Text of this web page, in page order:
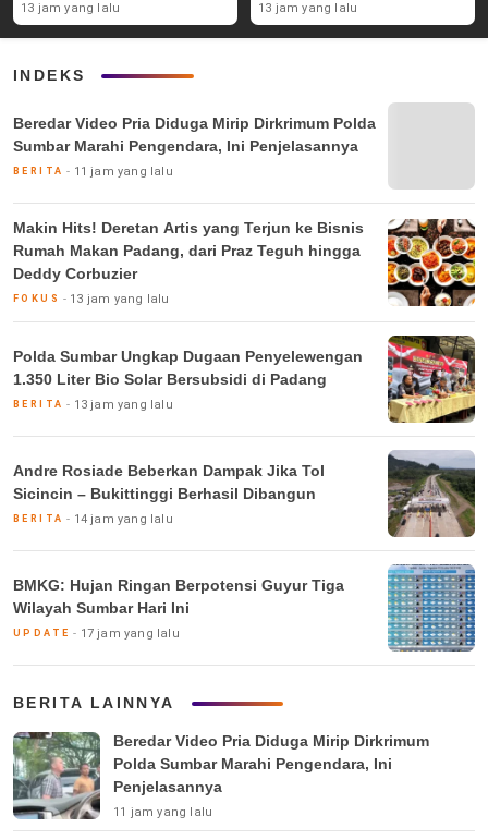
hingga Deddy Corbuzier
13 jam yang lalu 13 jam yang lalu
INDEKS
Beredar Video Pria Diduga Mirip Dirkrimum Polda
Sumbar Marahi Pengendara, Ini Penjelasannya
BERITA 11 jam yang lalu
Makin Hits! Deretan Artis yang Terjun ke Bisnis
Rumah Makan Padang, dari Praz Teguh hingga
Deddy Corbuzier
FOKUS 13 jam yang lalu
Polda Sumbar Ungkap Dugaan Penyelewengan
1.350 Liter Bio Solar Bersubsidi di Padang
BERITA 13 jam yang lalu
Andre Rosiade Beberkan Dampak Jika Tol
Sicincin – Bukittinggi Berhasil Dibangun
BERITA 14 jam yang lalu
BMKG: Hujan Ringan Berpotensi Guyur Tiga
Wilayah Sumbar Hari Ini
UPDATE 17 jam yang lalu
BERITA LAINNYA
Beredar Video Pria Diduga Mirip Dirkrimum
Polda Sumbar Marahi Pengendara, Ini
Penjelasannya
11 jam yang lalu